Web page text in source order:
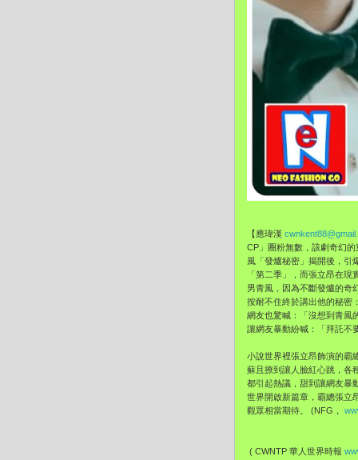
【應瑋漢
CP」圈粉無數， 該劇奇幻的
風「發爐秘密」 揭開後，引
「第二季」， 而張立昂在現
男青風，因為不斷發爐的奇
按耐不住終於講出他的秘密
網友也驚喊：「 沒想到青風
讓網友暴動紛喊 ：「拜託不
小說世界裡張立昂飾演的霸
蘇且撩到讓人臉紅心跳，各
都引起熱議，甜到讓網友暴
世界開啟新篇章，霸總張立
觀眾相當期待。 (NFG，
( CWNTP 華人世界時報